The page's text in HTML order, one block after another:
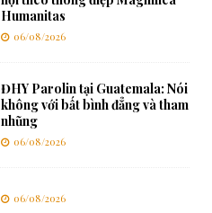
Humanitas
06/08/2026
ĐHY Parolin tại Guatemala: Nói
không với bất bình đẳng và tham
nhũng
06/08/2026
06/08/2026